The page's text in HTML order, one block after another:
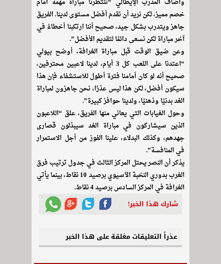
خصم مميز، لكن نريد أن نقدم أفضل مستوى لدينا. الفريق
جاهز ويتدرب بشكل جيد، صحيح أننا ارتكبنا أخطاءً في
آخر مباراة لكن نسعى دائمًا لتقديم الأفضل”.
وعن ضيق الوقت قبل مباراة الغرافة، أوضح بيولي
“اعتدنا على اللعب كل 3 أيام، لدينا لاعبين محترفين،
صحيح أنه لو كان أمامنا فترة أطول للاستشفاء فإن هذا
سيكون أفضل، لكن هذا ليس عذرًا، نحن جاهزون لمباراة
الغد بدنيًا وذهنيًا، ولدينا حوافز كبيرة”.
وحول الغيابات التي يعاني منها الفريق، علق “اللاعبون
الذين سيشاركون في مباراة الغد سيبذلون قصارى
جهدهم، وكذلك البدلاء، علينا الفوز من أجل الاستمرار
في المنافسة”.
يذكر أن النصر يحتل المركز الثالث في جدول ترتيب فرق
الغرب بدوري النخبة الآسيوي برصيد 10 نقاط، بينما يأتي
الغرافة في المركز السادس برصيد 4 نقاط.
شارك هذا الخبر!
عذراً التعليقات مغلقة على هذا الخبر